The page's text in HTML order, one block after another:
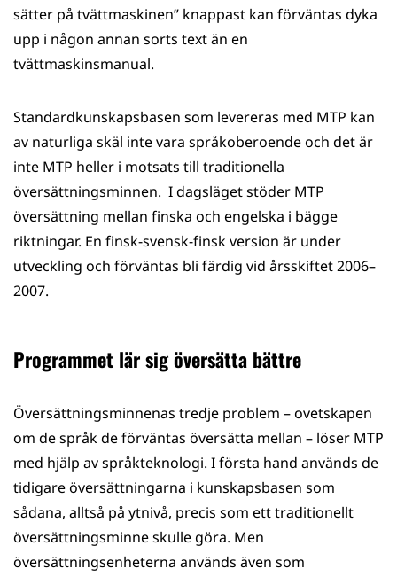
sätter på tvättmaskinen” knappast kan förväntas dyka
upp i någon annan sorts text än en
tvättmaskinsmanual.
Standardkunskapsbasen som levereras med MTP kan
av naturliga skäl inte vara språkoberoende och det är
inte MTP heller i motsats till traditionella
översättningsminnen. I dagsläget stöder MTP
översättning mellan finska och engelska i bägge
riktningar. En finsk-svensk-finsk version är under
utveckling och förväntas bli färdig vid årsskiftet 2006–
2007.
Programmet lär sig översätta bättre
Översättningsminnenas tredje problem – ovetskapen
om de språk de förväntas översätta mellan – löser MTP
med hjälp av språkteknologi. I första hand används de
tidigare översättningarna i kunskapsbasen som
sådana, alltså på ytnivå, precis som ett traditionellt
översättningsminne skulle göra. Men
översättningsenheterna används även som